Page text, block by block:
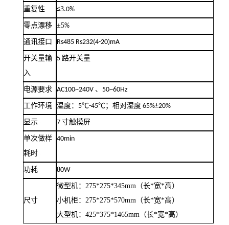
重复性 ≤3.0%
零点漂移 ±5%
通讯接口 Rs485 Rs232(4-20)mA
开关量输
入
5路开关量
电源要求 AC100~240V 、 50~60Hz
工作环境 温度： 5℃-45℃；相对湿度65%±20%
显示 7寸触摸屏
单次做样
耗时
40min
功耗 80W
尺寸
微型机：275*275*345mm （长*宽*高）
小机柜：275*275*570mm （长*宽*高）
大型机：425*375*1465mm （长*宽*高）